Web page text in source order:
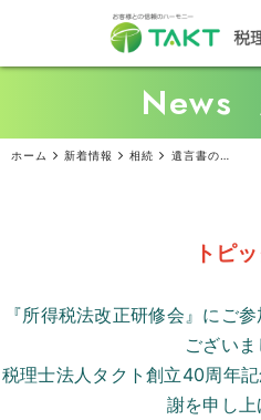
News
ホーム 新着情報 相続 遺言書の検認手続きとは？ 必要性と申立て方法
トピ
『所得税法改正研修会』にご
ございま
税理士法人タクト創立40周年
謝を申し上